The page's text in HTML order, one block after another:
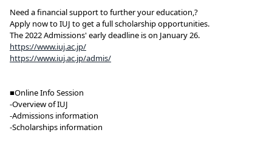
Need a financial support to further your education,?
Apply now to IUJ to get a full scholarship opportunities.
The 2022 Admissions' early deadline is on January 26.
https://www.iuj.ac.jp/
https://www.iuj.ac.jp/admis/
■Online Info Session
-Overview of IUJ
-Admissions information
-Scholarships information